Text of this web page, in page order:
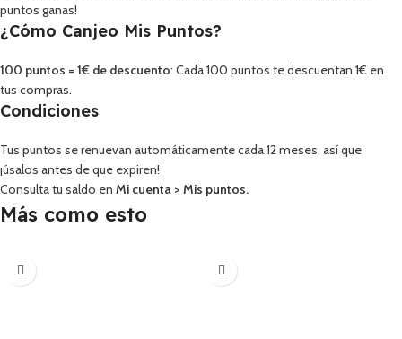
puntos ganas!
¿Cómo Canjeo Mis Puntos?
100 puntos = 1€ de descuento: Cada 100 puntos te descuentan 1€ en
tus compras.
Condiciones
Tus puntos se renuevan automáticamente cada 12 meses, así que
¡úsalos antes de que expiren!
Consulta tu saldo en Mi cuenta > Mis puntos.
Más como esto